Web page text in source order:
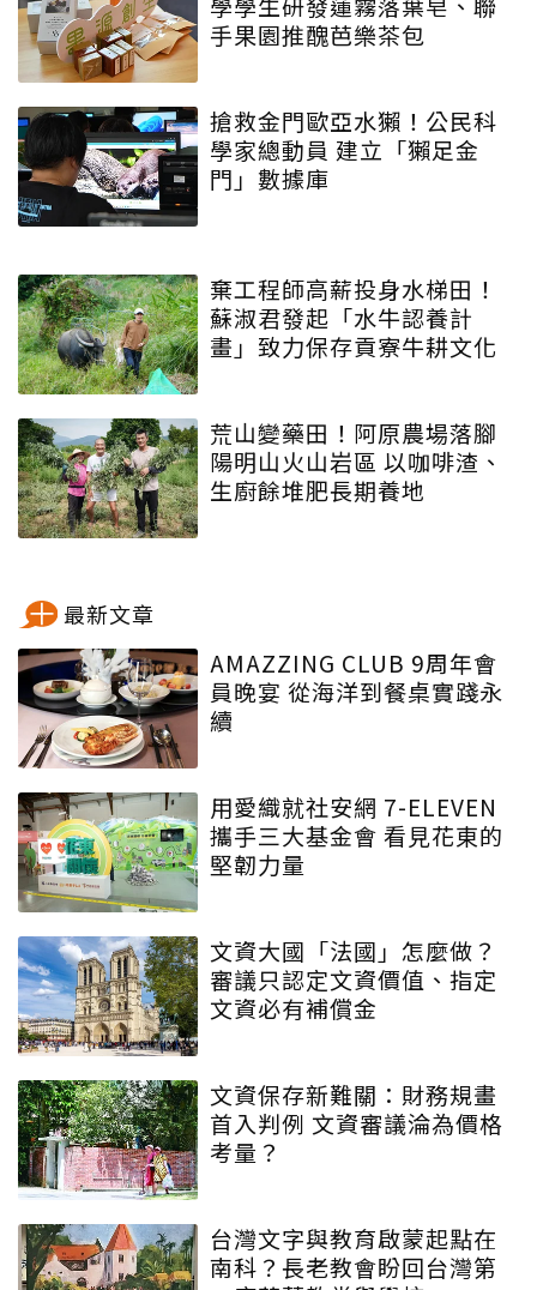
手果園推醜芭樂茶包
搶救金門歐亞水獺！公民科
學家總動員 建立「獺足金
門」數據庫
棄工程師高薪投身水梯田！
蘇淑君發起「水牛認養計
畫」致力保存貢寮牛耕文化
荒山變藥田！阿原農場落腳
陽明山火山岩區 以咖啡渣、
生廚餘堆肥長期養地
最新文章
AMAZZING CLUB 9周年會
員晚宴 從海洋到餐桌實踐永
續
用愛織就社安網 7-ELEVEN
攜手三大基金會 看見花東的
堅韌力量
文資大國「法國」怎麼做？
審議只認定文資價值、指定
文資必有補償金
文資保存新難關：財務規畫
首入判例 文資審議淪為價格
考量？
台灣文字與教育啟蒙起點在
南科？長老教會盼回台灣第